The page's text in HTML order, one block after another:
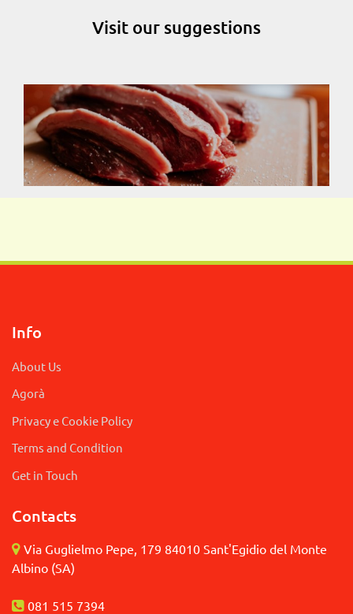
Visit our suggestions
Info
About Us
Agorà
Privacy e Cookie Policy
Terms and Condition
Get in Touch
Contacts
Via Guglielmo Pepe, 179 84010 Sant'Egidio del Monte
Albino (SA)
081 515 7394